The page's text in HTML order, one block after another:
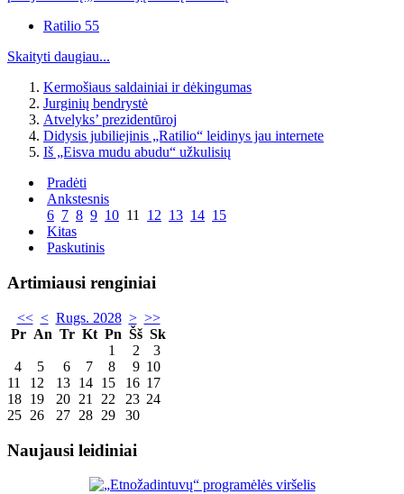
Ratilio 55
Skaityti daugiau...
Kermošiaus saldainiai ir dėkingumas
Jurginių bendrystė
Atvelyks’ prezidentūroj
Didysis jubiliejinis „Ratilio“ leidinys jau internete
Iš „Eisva mudu abudu“ užkulisių
Pradėti
Ankstesnis
6 7 8 9 10 11 12 13 14 15
Kitas
Paskutinis
Artimiausi renginiai
<< < Rugs. 2028 > >>
Pr An Tr Kt Pn Šš Sk
1
2
3
4
5 6 7 8 9 10
11
12 13 14 15 16 17
18 19 20 21 22 23 24
25 26 27 28 29 30
Naujausi leidiniai